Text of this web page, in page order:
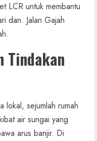
LCR untuk membantu
dan. Jalan Gajah
Tindakan
lokal, sejumlah rumah
air sungai yang
arus banjir. Di